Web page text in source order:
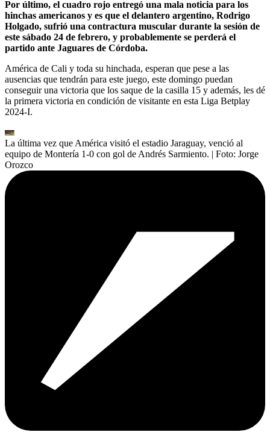
Por último, el cuadro rojo entregó una mala noticia para los
hinchas americanos y es que el delantero argentino, Rodrigo
Holgado, sufrió una contractura muscular durante la sesión de
este sábado 24 de febrero, y probablemente se perderá el
partido ante Jaguares de Córdoba.
América de Cali y toda su hinchada, esperan que pese a las
ausencias que tendrán para este juego, este domingo puedan
conseguir una victoria que los saque de la casilla 15 y además, les dé
la primera victoria en condición de visitante en esta Liga Betplay
2024-I.
La última vez que América visitó el estadio Jaraguay, venció al
equipo de Montería 1-0 con gol de Andrés Sarmiento. | Foto: Jorge
Orozco